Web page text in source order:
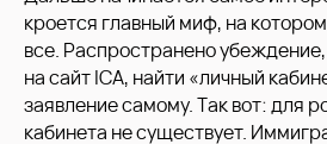
кроется главный миф, на
все. Распространено
на сайт ICA, найти «личный
заявление самому. Так вот: для
кабинета не существует.